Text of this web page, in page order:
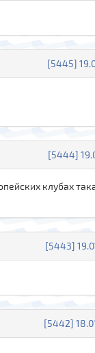
[5445]
[5444]
клубах
[5443]
[5442]